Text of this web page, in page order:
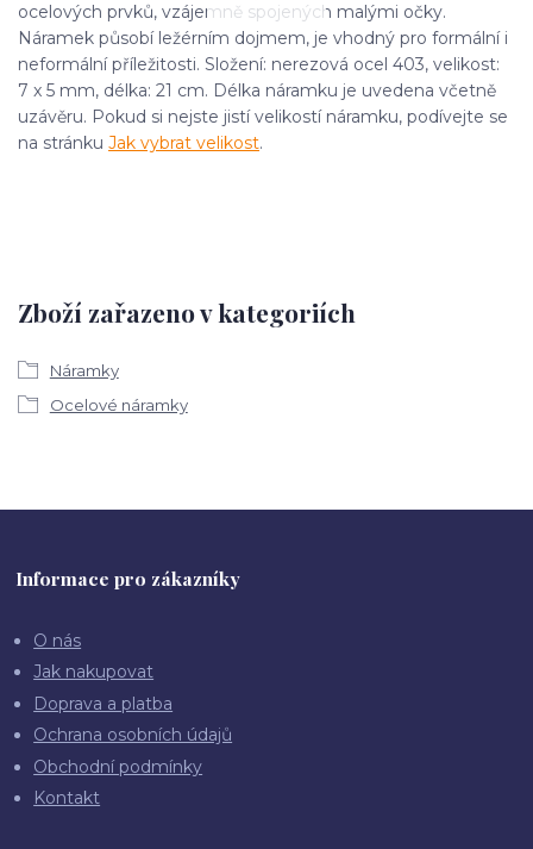
ocelových prvků, vzájemně spojených malými očky.
Náramek působí ležérním dojmem, je vhodný pro formální i
neformální příležitosti. Složení: nerezová ocel 403, velikost:
7 x 5 mm, délka: 21 cm. Délka náramku je uvedena včetně
uzávěru. Pokud si nejste jistí velikostí náramku, podívejte se
na stránku Jak vybrat velikost.
Zboží zařazeno v kategoriích
Náramky
Ocelové náramky
Informace pro zákazníky
O nás
Jak nakupovat
Doprava a platba
Ochrana osobních údajů
Obchodní podmínky
Kontakt